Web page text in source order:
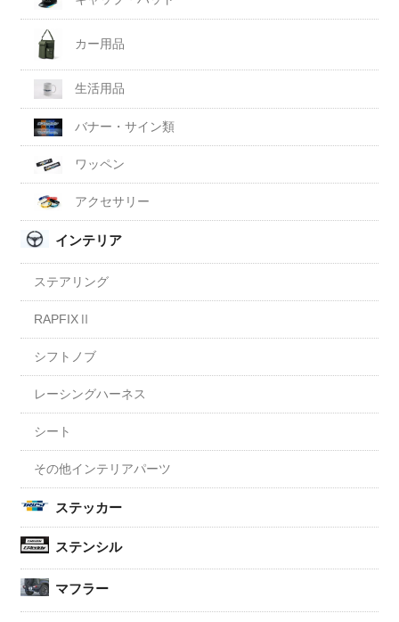
カー用品
生活用品
バナー・サイン類
ワッペン
アクセサリー
インテリア
ステアリング
RAPFIXⅡ
シフトノブ
レーシングハーネス
シート
その他インテリアパーツ
ステッカー
ステンシル
マフラー